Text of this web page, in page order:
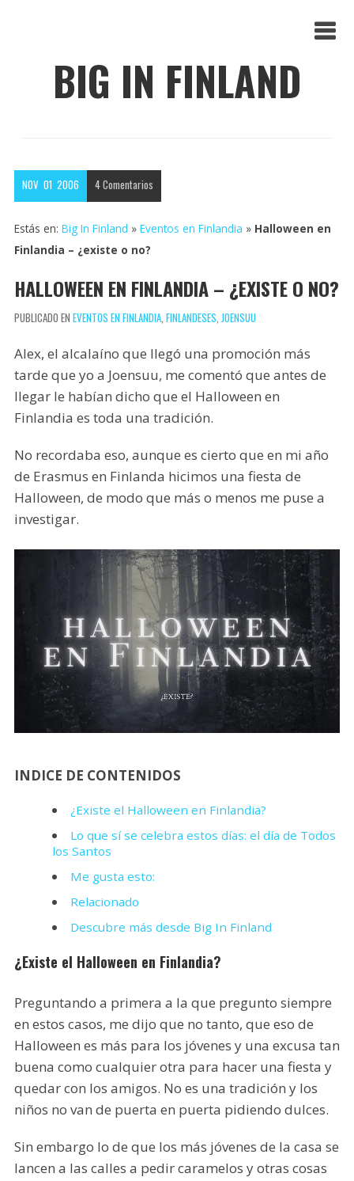
BIG IN FINLAND
NOV 01 2006 4Comentarios
Estás en: Big In Finland » Eventos en Finlandia » Halloween en
Finlandia – ¿existe o no?
HALLOWEEN EN FINLANDIA – ¿EXISTE O NO?
PUBLICADO EN EVENTOS EN FINLANDIA, FINLANDESES JOENSUU
Alex, el alcalaíno que llegó una promoción más
tarde que yo a Joensuu, me comentó que antes de
llegar le habían dicho que el Halloween en
Finlandia es toda una tradición.
No recordaba eso, aunque es cierto que en mi año
de Erasmus en Finlanda hicimos una fiesta de
Halloween, de modo que más o menos me puse a
investigar.
INDICE DE CONTENIDOS
¿Existe el Halloween en Finlandia?
Lo que sí se celebra estos días: el día de Todos
los Santos
Me gusta esto:
Relacionado
Descubre más desde Big In Finland
¿Existe el Halloween en Finlandia?
Preguntando a primera a la que pregunto siempre
en estos casos, me dijo que no tanto, que eso de
Halloween es más para los jóvenes y una excusa tan
buena como cualquier otra para hacer una fiesta y
quedar con los amigos. No es una tradición y los
niños no van de puerta en puerta pidiendo dulces.
Sin embargo lo de que los más jóvenes de la casa se
lancen a las calles a pedir caramelos y otras cosas